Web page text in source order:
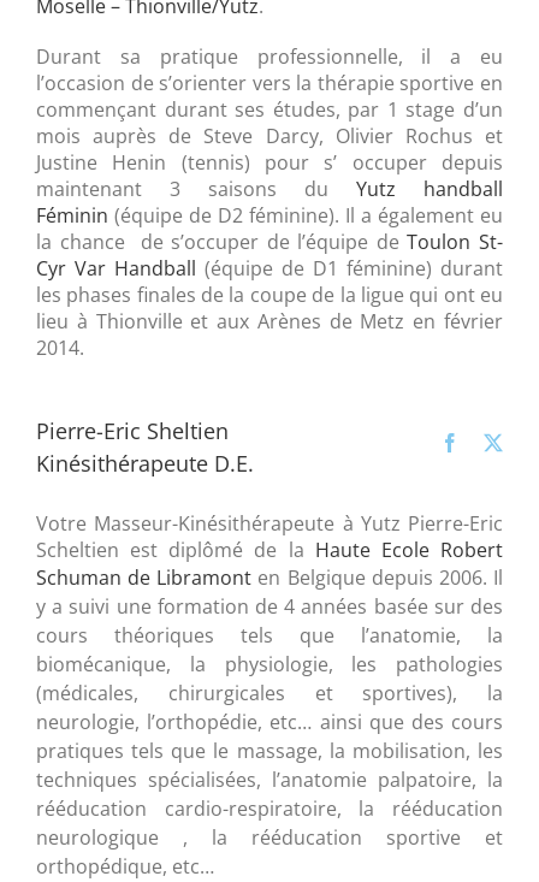
Moselle – Thionville/Yutz.
Durant sa pratique professionnelle, il a eu
l’occasion de s’orienter vers la thérapie sportive en
commençant durant ses études, par 1 stage d’un
mois auprès de Steve Darcy, Olivier Rochus et
Justine Henin (tennis) pour s’ occuper depuis
maintenant 3 saisons du Yutz handball
Féminin (équipe de D2 féminine). Il a également eu
la chance de s’occuper de l’équipe deToulon St-
Cyr Var Handball (équipe de D1 féminine) durant
les phases finales de la coupe de la ligue qui ont eu
lieu à Thionville et aux Arènes de Metz en février
2014.
Pierre-Eric Sheltien
Kinésithérapeute D.E.
Votre Masseur-Kinésithérapeute à Yutz Pierre-Eric
Scheltien est diplômé de la Haute Ecole Robert
Schuman de Libramont en Belgique depuis 2006. Il
y a suivi une formation de 4 années basée sur des
cours théoriques tels que l’anatomie, la
biomécanique, la physiologie, les pathologies
(médicales, chirurgicales et sportives), la
neurologie, l’orthopédie, etc… ainsi que des cours
pratiques tels que le massage, la mobilisation, les
techniques spécialisées, l’anatomie palpatoire, la
rééducation cardio-respiratoire, la rééducation
neurologique , la rééducation sportive et
orthopédique, etc…